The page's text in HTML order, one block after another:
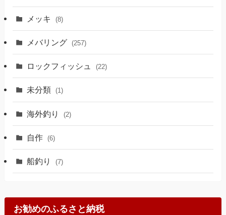
メッキ (8)
メバリング (257)
ロックフィッシュ (22)
未分類 (1)
海外釣り (2)
自作 (6)
船釣り (7)
お勧めのふるさと納税